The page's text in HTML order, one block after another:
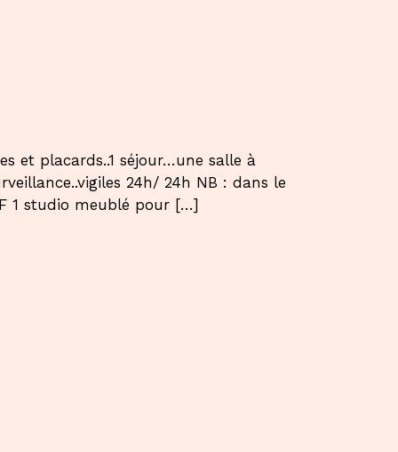
et placards..1 séjour…une salle à
24h/ 24h NB : dans le
1 studio meublé pour […]